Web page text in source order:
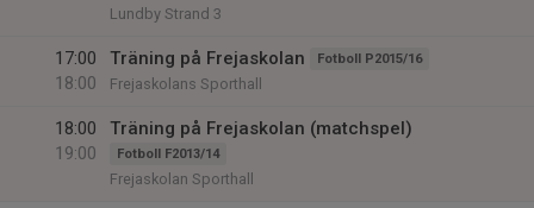
Lundby Strand 3
17:00
18:00
Träning på Frejaskolan Fotboll P2015/16
Frejaskolans Sporthall
18:00
19:00
Träning på Frejaskolan (matchspel)
Fotboll F2013/14
Frejaskolan Sporthall